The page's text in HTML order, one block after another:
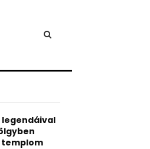
legendáival